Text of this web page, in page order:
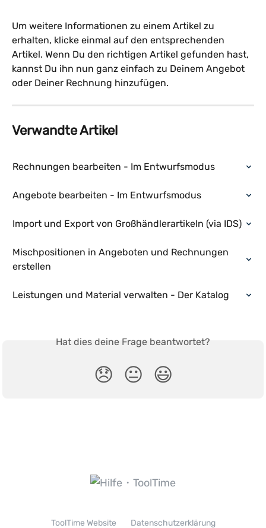
Um weitere Informationen zu einem Artikel zu
erhalten, klicke einmal auf den entsprechenden
Artikel. Wenn Du den richtigen Artikel gefunden hast,
kannst Du ihn nun ganz einfach zu Deinem Angebot
oder Deiner Rechnung hinzufügen.
Verwandte Artikel
Rechnungen bearbeiten - Im Entwurfsmodus
Angebote bearbeiten - Im Entwurfsmodus
Import und Export von Großhändlerartikeln (via IDS)
Mischpositionen in Angeboten und Rechnungen
erstellen
Leistungen und Material verwalten - Der Katalog
Hat dies deine Frage beantwortet?
😞 😐 😃
ToolTime Website Datenschutzerklärung